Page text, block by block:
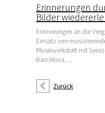
Erinnerungen
Bilder
Erinnerungen an die
Einsatz von
Musikwerkstatt mit
Barcelona, ...
Zurück